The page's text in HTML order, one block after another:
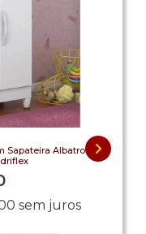
Sapateira Albatroz
sem juros